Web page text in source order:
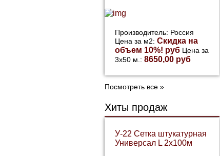
Производитель: Россия
Цена за м2: Скидка на
объем 10%! руб Цена за
3х50 м.: 8650,00 руб
Посмотреть все »
Хиты продаж
У-22 Сетка штукатурная
Универсал L 2х100м